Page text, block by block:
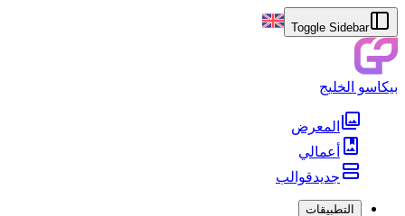
Toggle Sidebar
بيكاسو الخليج
المعرض
أعمالي
جديدقوالب
التطبيقات